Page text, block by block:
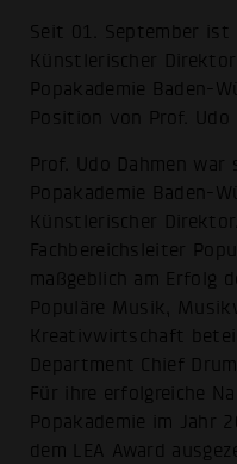
Seit 01. September ist
Künstlerischer
Popakademie Baden-
Position von Prof. Udo
Prof. Udo Dahmen
Popakademie Baden-
Künstlerischer
Fachbereichsleiter
maßgeblich am Erfolg
Populäre Musik,
Kreativwirtschaft
Department Chief
Für ihre erfolgreiche
Popakademie im Jahr
dem LEA Award